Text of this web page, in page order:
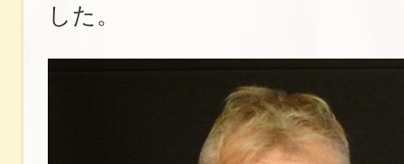
した。